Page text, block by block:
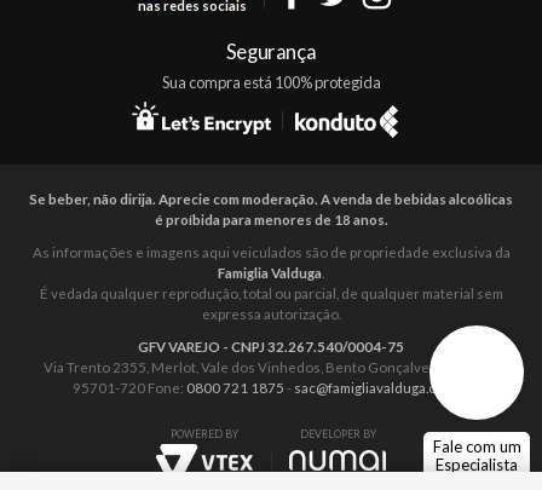
nas redes sociais
Segurança
Sua compra está 100% protegida
Se beber, não dirija. Aprecie com moderação. A venda de bebidas alcoólicas
é proíbida para menores de 18 anos.
As informações e imagens aqui veiculados são de propriedade exclusiva da
Famiglia Valduga
É vedada qualquer reprodução, total ou parcial, de qualquer material sem
expressa autorização.
GFV VAREJO - CNPJ 32.267.540/0004-75
Via Trento 2355, Merlot, Vale dos Vinhedos, Bento Gonçalves – RS. CEP:
95701-720 Fone: 0800 721 1875 - sac@famigliavalduga.com.br
POWERED BY DEVELOPER BY
Fale com um
Especialista